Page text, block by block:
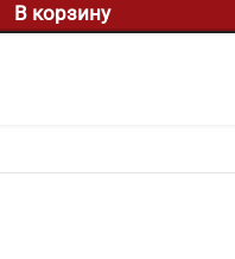
В корзину